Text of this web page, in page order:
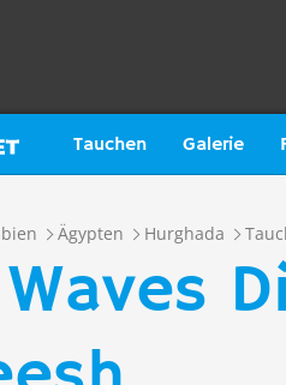
Tauchen Galerie
Ägypten Hurghada